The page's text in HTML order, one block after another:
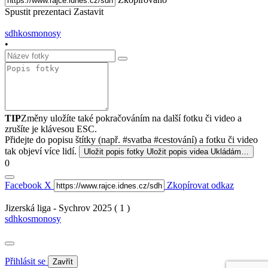
Spustit prezentaci Zastavit
sdhkosmonosy
•
TIPZměny uložíte také pokračováním na další fotku či video a
zrušíte je klávesou ESC.
Přidejte do popisu štítky (např. #svatba #cestování) a fotku či video
tak objeví více lidí.
Uložit popis fotky Uložit popis videa Ukládám…
0
Facebook X Zkopírovat odkaz
Jizerská liga - Sychrov 2025 ( 1 )
sdhkosmonosy
Přihlásit se Zavřít